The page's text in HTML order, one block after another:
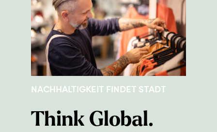
NACHHALTIGKEIT FINDET STADT
Think Global.